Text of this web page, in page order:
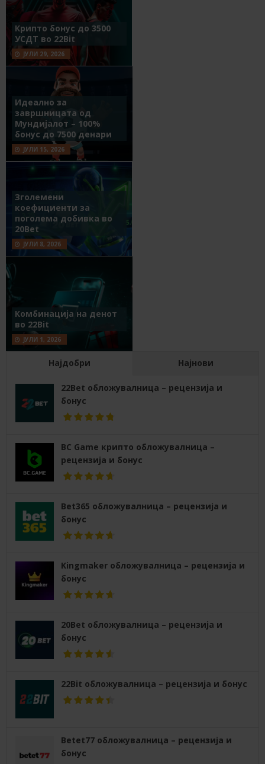
Крипто бонус до 3500
УСДТ во 22Bit
ЈУЛИ 29, 2026
Идеално за
завршницата од
Мундијалот – 100%
бонус до 7500 денари
ЈУЛИ 15, 2026
Зголемени
коефициенти за
поголема добивка во
20Bet
ЈУЛИ 8, 2026
Комбинација на денот
во 22Bit
ЈУЛИ 1, 2026
Најдобри Најнови
22Bet обложувалница – рецензија и
бонус
BC Game крипто обложувалница –
рецензија и бонус
Bet365 обложувалница – рецензија и
бонус
Kingmaker обложувалница – рецензија и
бонус
20Bet обложувалница – рецензија и
бонус
22Bit обложувалница – рецензија и бонус
Betet77 обложувалница – рецензија и
бонус